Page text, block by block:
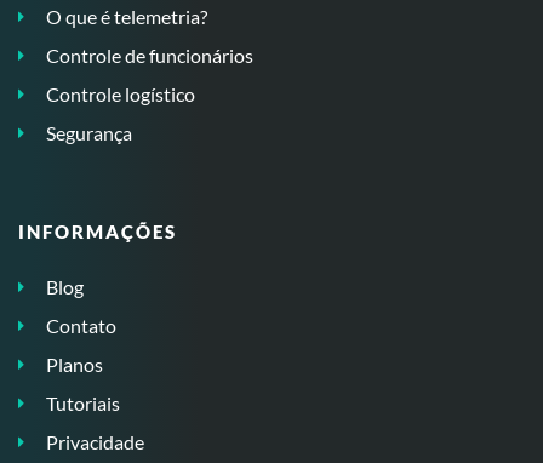
O que é telemetria?
Controle de funcionários
Controle logístico
Segurança
INFORMAÇÕES
Blog
Contato
Planos
Tutoriais
Privacidade